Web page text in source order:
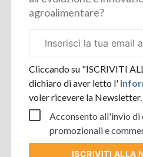
agroalimentare?
aziendale
Cliccando su "ISCRIVITI
dichiaro di aver letto l'
voler ricevere la Newsletter.
Acconsento all'invio di
promozionali e
ISCRIVITI ALLA